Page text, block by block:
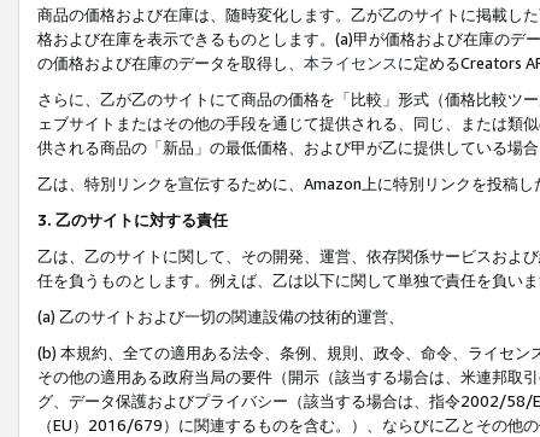
商品の価格および在庫は、随時変化します。乙が乙のサイトに掲載し
格および在庫を表示できるものとします。(a)甲が価格および在庫の
の価格および在庫のデータを取得し、 本ライセンスに定めるCreators
さらに、乙が乙のサイトにて商品の価格を「比較」形式（価格比較ツ
ェブサイトまたはその他の手段を通じて提供される、同じ、または類
供される商品の「新品」の最低価格、および甲が乙に提供している場
乙は、特別リンクを宣伝するために、Amazon上に特別リンクを投稿
3. 乙のサイトに対する責任
乙は、乙のサイトに関して、その開発、運営、依存関係サービスおよ
任を負うものとします。例えば、乙は以下に関して単独で責任を負い
(a) 乙のサイトおよび一切の関連設備の技術的運営、
(b) 本規約、全ての適用ある法令、条例、規則、政令、命令、ライセ
その他の適用ある政府当局の要件（開示（該当する場合は、米連邦取
グ、データ保護およびプライバシー（該当する場合は、指令2002/58/
（EU）2016/679）に関連するものを含む。）、ならびに乙とその他